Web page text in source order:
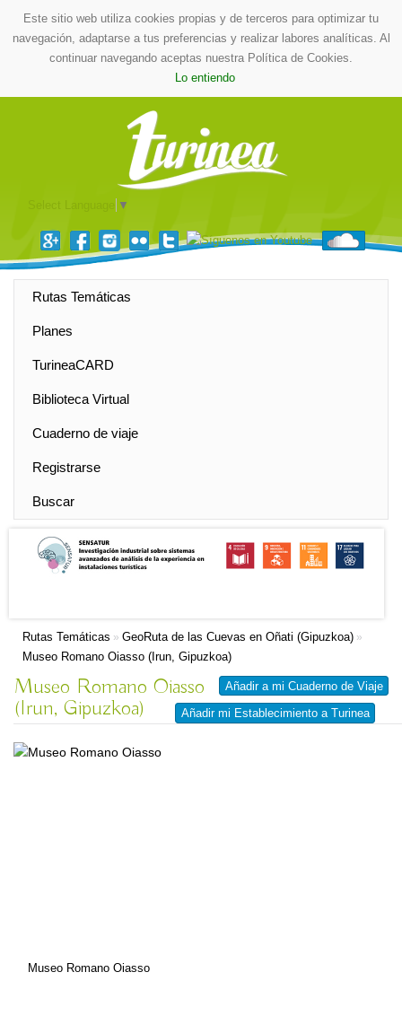
Este sitio web utiliza cookies propias y de terceros para optimizar tu
navegación, adaptarse a tus preferencias y realizar labores analíticas. Al
continuar navegando aceptas nuestra Política de Cookies.
Lo entiendo
▼
Rutas Temáticas
Planes
TurineaCARD
Biblioteca Virtual
Cuaderno de viaje
Registrarse
Buscar
Rutas Temáticas » GeoRuta de las Cuevas en Oñati (Gipuzkoa) »
Museo Romano Oiasso (Irun, Gipuzkoa)
Añadir a mi Cuaderno de Viaje
Añadir mi Establecimiento a Turinea
Museo Romano Oiasso
(Irun, Gipuzkoa)
Museo Romano Oiasso